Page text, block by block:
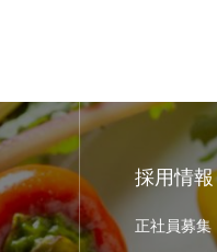
採用情報
正社員募集